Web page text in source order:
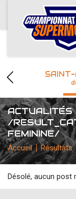
ACCUEIL
ACTUS
CALENDRIER
RÉSULTATS
PHOTOS /
SAINT-
ACTUALITÉS
/
FEMININE/
Accueil Résultats
Désolé, aucun post